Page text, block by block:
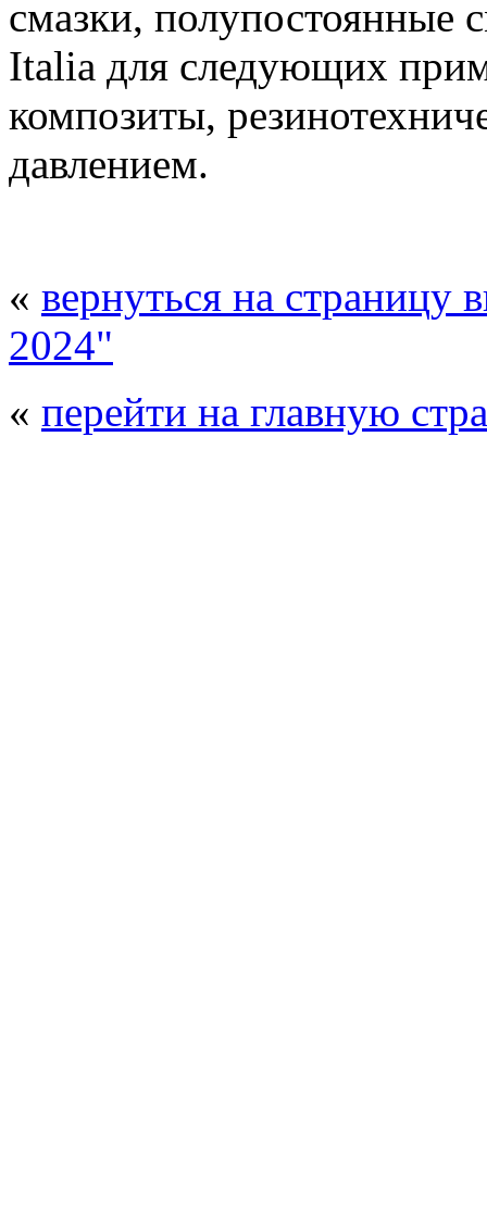
смазки, полупостоянные
Italia для следующих
композиты,
давлением.
« вернуться на страницу
2024"
« перейти на главную